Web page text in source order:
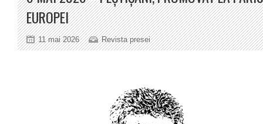
EUROPEI
11 mai 2026 Revista presei